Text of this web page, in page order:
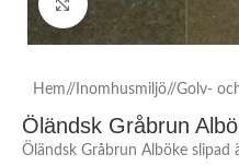
Click to enlarge
Hem/ Inomhusmiljö/ Golv-
Öländsk Gråbrun
Öländsk Gråbrun Alböke slipad